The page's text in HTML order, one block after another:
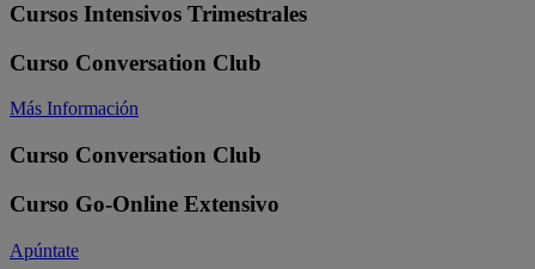
Cursos Intensivos Trimestrales
Curso Conversation Club
Más Información
Curso Conversation Club
Curso Go-Online Extensivo
Apúntate